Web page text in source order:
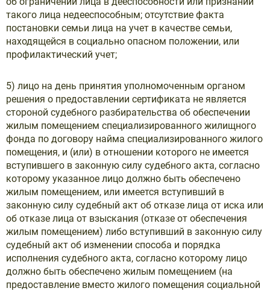
такого лица недееспособным; отсутствие факта
постановки семьи лица на учет в качестве семьи,
находящейся в социально опасном положении, или
профилактический учет;
5) лицо на день принятия уполномоченным органом
решения о предоставлении сертификата не является
стороной судебного разбирательства об обеспечении
жилым помещением специализированного жилищного
фонда по договору найма специализированного жилого
помещения, и (или) в отношении которого не имеется
вступившего в законную силу судебного акта, согласно
которому указанное лицо должно быть обеспечено
жилым помещением, или имеется вступивший в
законную силу судебный акт об отказе лица от иска или
об отказе лица от взыскания (отказе от обеспечения
жилым помещением) либо вступивший в законную силу
судебный акт об изменении способа и порядка
исполнения судебного акта, согласно которому лицо
должно быть обеспечено жилым помещением (на
предоставление вместо жилого помещения социальной